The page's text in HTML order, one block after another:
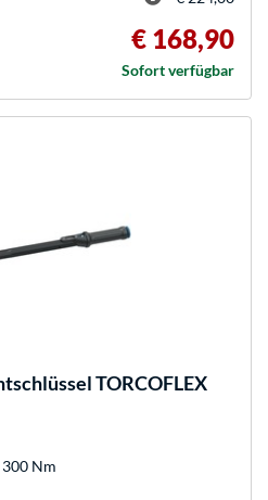
€ 168,90
Sofort verfügbar
TORCOFLEX
Nm